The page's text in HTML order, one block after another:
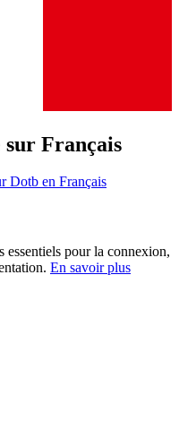
sur Français
Dotb en Français
essentiels pour la connexion,
En savoir plus